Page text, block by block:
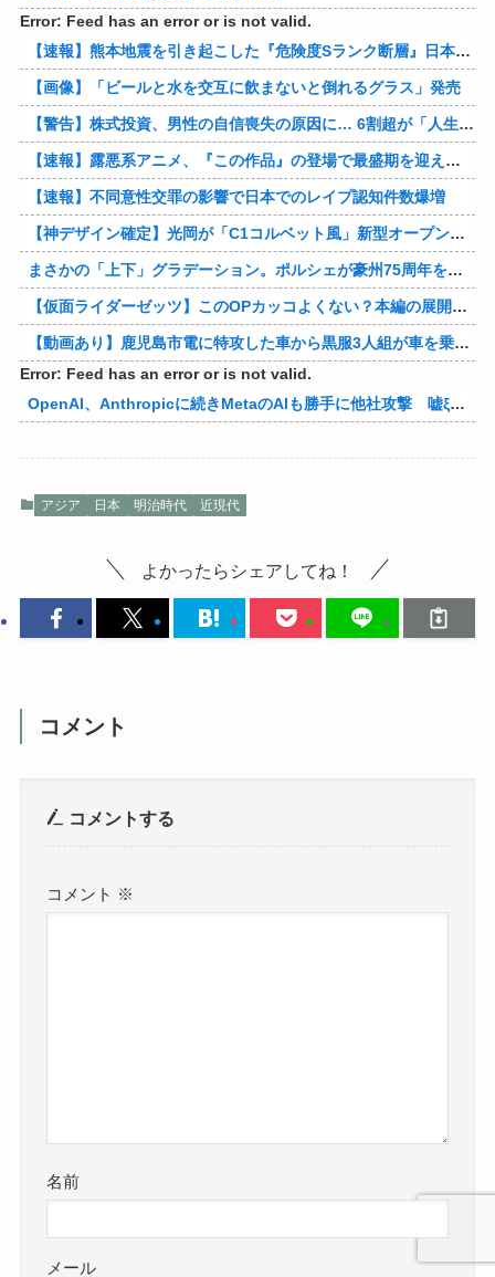
Error: Feed has an error or is not valid.
【速報】熊本地震を引き起こした『危険度Sランク断層』日本のド真ん中に10カ所もあると判明
【画像】「ビールと水を交互に飲まないと倒れるグラス」発売
【警告】株式投資、男性の自信喪失の原因に… 6割超が「人生の敗者」自認
【速報】露悪系アニメ、『この作品』の登場で最盛期を迎えてしまう…
【速報】不同意性交罪の影響で日本でのレイプ認知件数爆増
【神デザイン確定】光岡が「C1コルベット風」新型オープンカーの最新ティーザー画像を公開、マツダ・ロードスターの信頼性にレトロな外観がドッキング
まさかの「上下」グラデーション。ポルシェが豪州75周年を祝う特別モデル「911 Turbo S Land Down Under」を発表、1951年の「見果てぬ夢」が内外装に再現
【仮面ライダーゼッツ】このOPカッコよくない？本編の展開ちゃんと反映してて完成度高いし
【動画あり】鹿児島市電に特攻した車から黒服3人組が車を乗り捨てて逃走
Error: Feed has an error or is not valid.
OpenAI、Anthropicに続きMetaのAIも勝手に他社攻撃 嘘ξけど何これ流行ってんの？
アジア 日本 明治時代 近現代
よかったらシェアしてね！
コメント
コメントする
コメント ※
名前
メール